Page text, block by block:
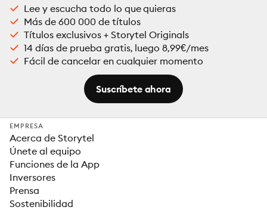
Lee y escucha todo lo que quieras
Más de 600 000 de títulos
Títulos exclusivos + Storytel Originals
14 días de prueba gratis, luego 8,99€/mes
Fácil de cancelar en cualquier momento
Suscríbete ahora
EMPRESA
Acerca de Storytel
Únete al equipo
Funciones de la App
Inversores
Prensa
Sostenibilidad